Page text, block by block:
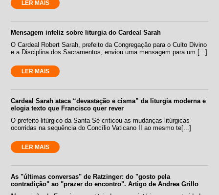
LER MAIS
Mensagem infeliz sobre liturgia do Cardeal Sarah
O Cardeal Robert Sarah, prefeito da Congregação para o Culto Divino
e a Disciplina dos Sacramentos, enviou uma mensagem para um [...]
LER MAIS
Cardeal Sarah ataca “devastação e cisma” da liturgia moderna e
elogia texto que Francisco quer rever
O prefeito litúrgico da Santa Sé criticou as mudanças litúrgicas
ocorridas na sequência do Concílio Vaticano II ao mesmo te[...]
LER MAIS
As "últimas conversas" de Ratzinger: do "gosto pela
contradição" ao "prazer do encontro". Artigo de Andrea Grillo